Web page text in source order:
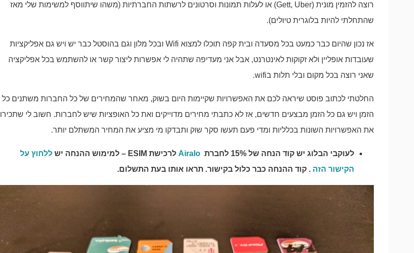
רוצה להזמין מונית (Gett, Uber) או לעלות תמונות וסרטונים לרשתות החברתיות (משהו שיתווסף למשימות שלי מאז
שהתחלתי להיות בלוגרית טיולים).
אז נכון שהיום כבר כמעט בכל מסעדה ובית קפה תוכלו למצוא Wifi ובכל מלון וגם בהוסטל כבר יש ויש גם אפליקציות
שעובדות אופליין ולא זקוקות לאינטרנט, אבל אני מעדיפה שתהיה לי אפשרות ליצור קשר או להשתמש בכל אפליקציה
שאני רוצה בכל מקום ובלי תלות בwifi.
החלטתי לכתוב פוסט שיראה לכם את האפשרויות שקיימות היום בשוק, מאחר שהמחירים של כל החברות משתנים כל
הזמן ויש גם כל הזמן מבצעים חדשים, אז לא כתבתי מחירים מדוייקים ואת כל האופציות שיש לחברות. חשוב לי שתכירו
את האפשרויות השונות בכלליות ומדי פעם תעשו סקר שוק ותבדקו מי מציע את המחיר המשתלם יותר.
לעוקבי הבלוג יש קוד הנחה של 15% לחברת Airalo לרכישת ESIM – למימוש ההנחה יש
ללחוץ על
הקישור הזה . קוד ההנחה כבר כלול בקישור. תראו אותו בעת התשלום.